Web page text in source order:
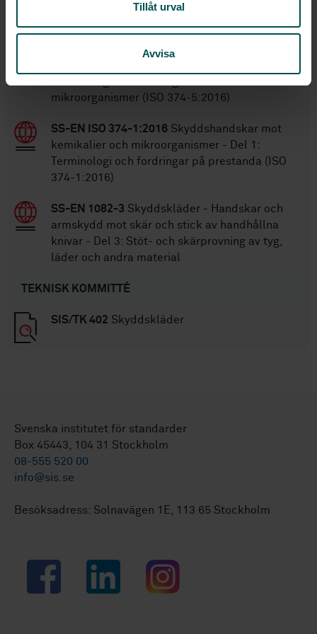
Tillåt urval
Avvisa
SS-EN ISO 374-5:2016
mikroorganismer (ISO 374-5:2016)
SS-EN ISO 374-1:2016 Skyddshandskar mot
kemikalier och mikroorganismer - Del 1:
Terminologi och fordringar på prestanda (ISO
374-1:2016)
SS-EN 1082-3 Skyddskläder - Handskar och
armskydd mot skär och stick av handhållna
knivar - Del 3: Stöt- och skärprovning av tyg,
läder och andra material
TEKNISK KOMMITTÉ
SIS/TK 402 Skyddskläder
Svenska institutet för standarder
Box 45443, 104 31 Stockholm
08-555 520 00
info@sis.se
Besöksadress: Solnavägen 1E, 113 65 Stockholm
Facebook LinkedIn Instagram